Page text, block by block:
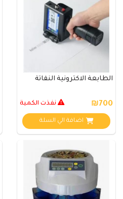
الطابعة الاكترونية النفاثة
₪700 نفذت الكمية
اضافة الي السلة